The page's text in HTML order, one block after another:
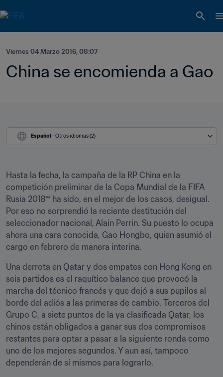
Viernes 04 Marzo 2016, 08:07
China se encomienda a Gao
Español - Otros idiomas (2)
Hasta la fecha, la campaña de la RP China en la
competición preliminar de la Copa Mundial de la FIFA
Rusia 2018™ ha sido, en el mejor de los casos, desigual.
Por eso no sorprendió la reciente destitución del
seleccionador nacional, Alain Perrin. Su puesto lo ocupa
ahora una cara conocida, Gao Hongbo, quien asumió el
cargo en febrero de manera interina.
Una derrota en Qatar y dos empates con Hong Kong en
seis partidos es el raquítico balance que provocó la
marcha del técnico francés y que dejó a sus pupilos al
borde del adiós a las primeras de cambio. Terceros del
Grupo C, a siete puntos de la ya clasificada Qatar, los
chinos están obligados a ganar sus dos compromisos
restantes para optar a pasar a la siguiente ronda como
uno de los mejores segundos. Y aun así, tampoco
dependerán de sí mismos para lograrlo.